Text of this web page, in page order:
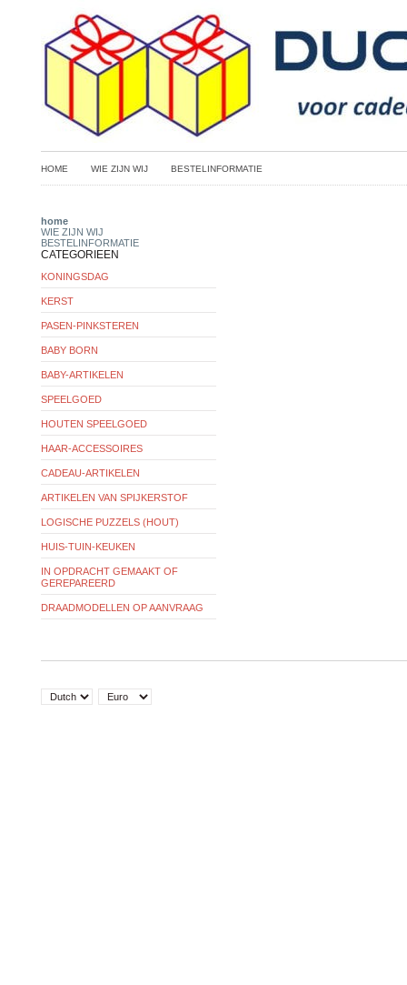
HOME WIE ZIJN WIJ BESTELINFORMATIE
home
WIE ZIJN WIJ
BESTELINFORMATIE
CATEGORIEEN
KONINGSDAG
KERST
PASEN-PINKSTEREN
BABY BORN
BABY-ARTIKELEN
SPEELGOED
HOUTEN SPEELGOED
HAAR-ACCESSOIRES
CADEAU-ARTIKELEN
ARTIKELEN VAN SPIJKERSTOF
LOGISCHE PUZZELS (HOUT)
HUIS-TUIN-KEUKEN
IN OPDRACHT GEMAAKT OF
GEREPAREERD
DRAADMODELLEN OP AANVRAAG